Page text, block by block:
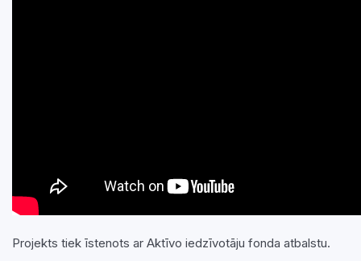
Projekts tiek īstenots ar Aktīvo iedzīvotāju fonda atbalstu.